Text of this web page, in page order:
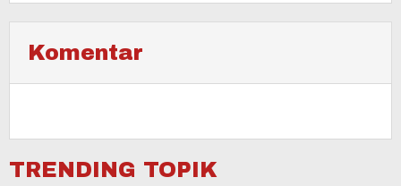
Komentar
TRENDING TOPIK